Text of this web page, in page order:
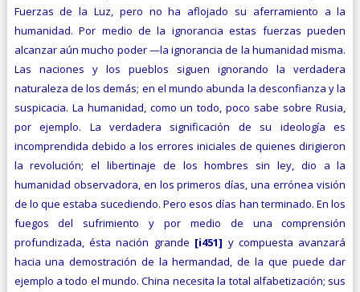
Fuerzas de la Luz, pero no ha aflojado su aferramiento a la
humanidad. Por medio de la ignorancia estas fuerzas pueden
alcanzar aún mucho poder —la ignorancia de la humanidad misma.
Las naciones y los pueblos siguen ignorando la verdadera
naturaleza de los demás; en el mundo abunda la desconfianza y la
suspicacia. La humanidad, como un todo, poco sabe sobre Rusia,
por ejemplo. La verdadera significación de su ideología es
incomprendida debido a los errores iniciales de quienes dirigieron
la revolución; el libertinaje de los hombres sin ley, dio a la
humanidad observadora, en los primeros días, una errónea visión
de lo que estaba sucediendo. Pero esos días han terminado. En los
fuegos del sufrimiento y por medio de una comprensión
profundizada, ésta nación grande [i451] ycompuesta avanzará
hacia una demostración de la hermandad, de la que puede dar
ejemplo a todo el mundo. China necesita la total alfabetización; sus